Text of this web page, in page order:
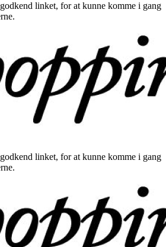
linket, for at kunne komme i gang
linket, for at kunne komme i gang